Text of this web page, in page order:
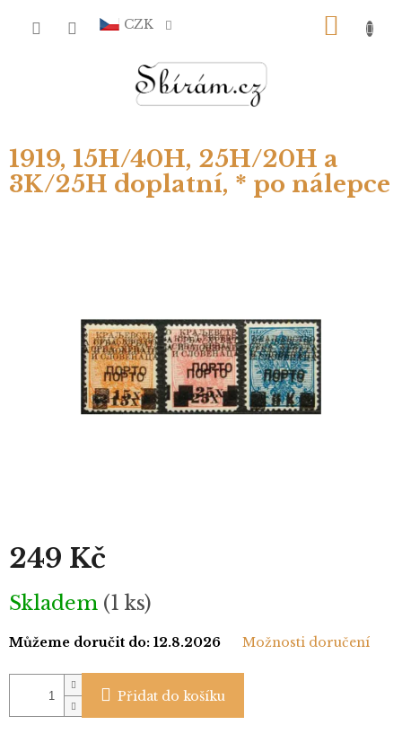
CZK
o
s
t
1919, 15H/40H, 25H/20H a
3K/25H doplatní, * po nálepce
249 Kč
Měrná
cena:
Skladem (1 ks)
Můžeme doručit do: 12.8.2026 Možnosti doručení
Přidat do košíku